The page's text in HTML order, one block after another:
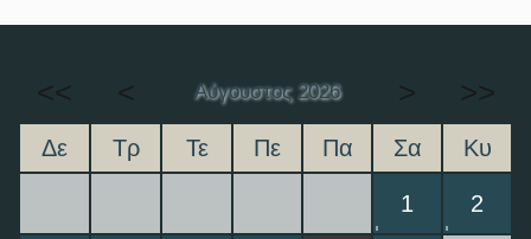
<< < Αύγουστος 2026 > >>
Δε Τρ Τε Πε Πα Σα Κυ
1 2